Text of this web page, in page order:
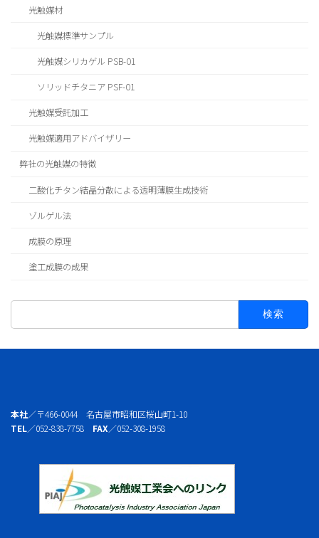
光触媒材
光触媒標準サンプル
光触媒シリカゲル PSB-01
ソリッドチタニア PSF-01
光触媒受託加工
光触媒適用アドバイザリー
弊社の光触媒の特徴
二酸化チタン結晶分散による透明薄膜生成技術
ゾルゲル法
成膜の原理
塗工成膜の成果
検
本社／〒466-0044 名古屋市昭和区桜山町1-10
TEL／052-838-7758 FAX／052-308-1958